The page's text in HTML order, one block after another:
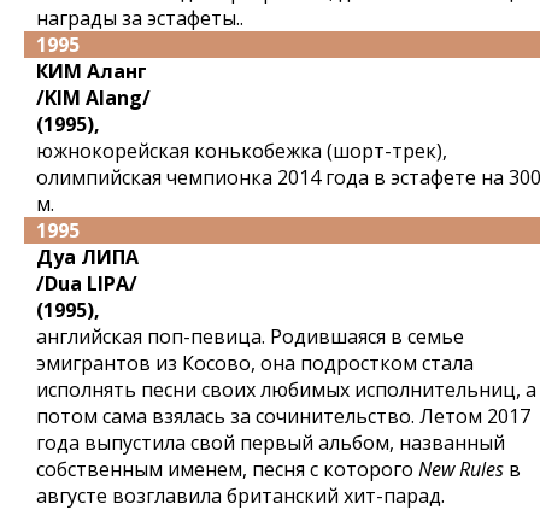
награды за эстафеты..
1995
КИМ Аланг
/KIM Alang/
(1995),
южнокорейская конькобежка (шорт-трек),
олимпийская чемпионка 2014 года в эстафете на
м.
1995
Дуа ЛИПА
/Dua LIPA/
(1995),
английская поп-певица. Родившаяся в семье
эмигрантов из Косово, она подростком стала
исполнять песни своих любимых исполнительниц, а
потом сама взялась за сочинительство. Летом 2017
года выпустила свой первый альбом, названный
собственным именем, песня с которого New Rules в
августе возглавила британский хит-парад.